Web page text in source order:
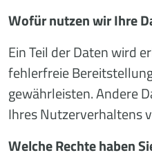
Wofür nutzen wir Ihre
Ein Teil der Daten wird
fehlerfreie
gewährleisten. Andere
Ihres Nutzerverhaltens
Welche Rechte haben